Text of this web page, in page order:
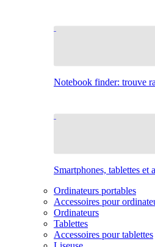
Notebook finder: trouve
Smartphones, tablettes et
Ordinateurs portables
Accessoires pour
Ordinateurs
Tablettes
Accessoires pour tablettes